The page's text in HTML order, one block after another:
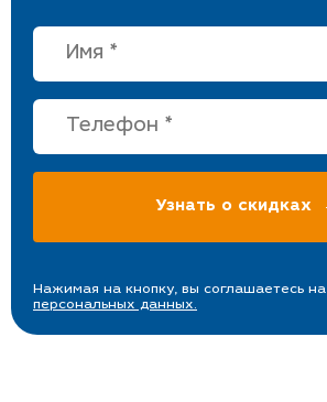
Нажимая на кнопку, вы соглашаетесь на
персональных данных.